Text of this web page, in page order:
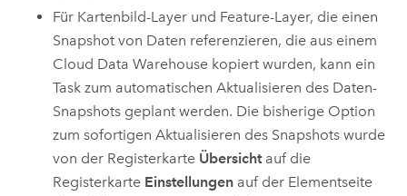
Für Kartenbild-Layer und Feature-Layer, die einen
Snapshot von Daten referenzieren, die aus einem
Cloud Data Warehouse kopiert wurden, kann ein
Task zum automatischen Aktualisieren des Daten-
Snapshots geplant werden. Die bisherige Option
zum sofortigen Aktualisieren des Snapshots wurde
von der Registerkarte Übersichtauf die
Registerkarte Einstellungen auf der Elementseite